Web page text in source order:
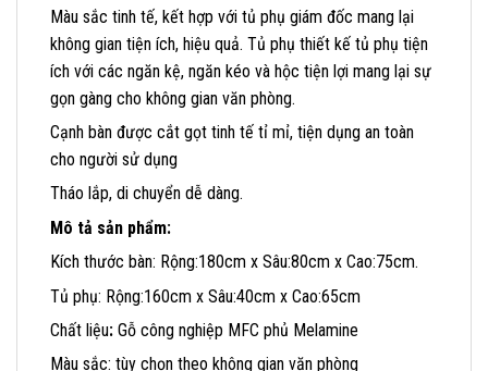
Màu sắc tinh tế, kết hợp với tủ phụ giám đốc mang lại
không gian tiện ích, hiệu quả. Tủ phụ thiết kế tủ phụ tiện
ích với các ngăn kệ, ngăn kéo và hộc tiện lợi mang lại sự
gọn gàng cho không gian văn phòng.
Cạnh bàn được cắt gọt tinh tế tỉ mỉ, tiện dụng an toàn
cho người sử dụng
Tháo lắp, di chuyển dễ dàng.
Mô tả sản phẩm:
Kích thước bàn: Rộng:180cm x Sâu:80cm x Cao:75cm.
Tủ phụ: Rộng:160cm x Sâu:40cm x Cao:65cm
Chất liệu: Gỗ công nghiệp MFC phủ Melamine
Màu sắc: tùy chọn theo không gian văn phòng